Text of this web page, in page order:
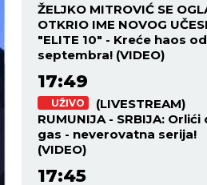
ŽELJKO MITROVIĆ SE
OTKRIO IME NOVOG
"ELITE 10" - Kreće haos od
septembra! (VIDEO)
17:49
UŽIVO
(LIVESTREAM)
RUMUNIJA - SRBIJA:
gas - neverovatna serija!
(VIDEO)
17:45